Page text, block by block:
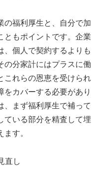
福利厚生と、自分で加
ともポイントです。企業
、個人で契約するよりも
の分家計にはプラスに働
これらの恩恵を受けられ
をカバーする必要があり
、まず福利厚生で補って
ている部分を精査して埋
す。
直し